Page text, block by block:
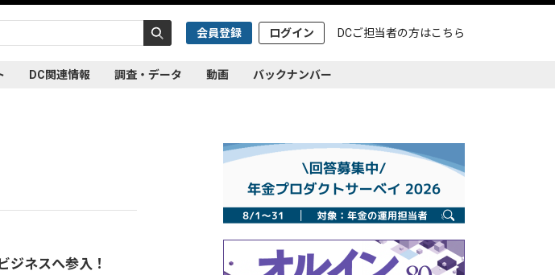
会員登録 ログイン DCご担当者の方はこちら
DC関連情報 調査・データ 動画 バックナンバー
ジネスへ参入！